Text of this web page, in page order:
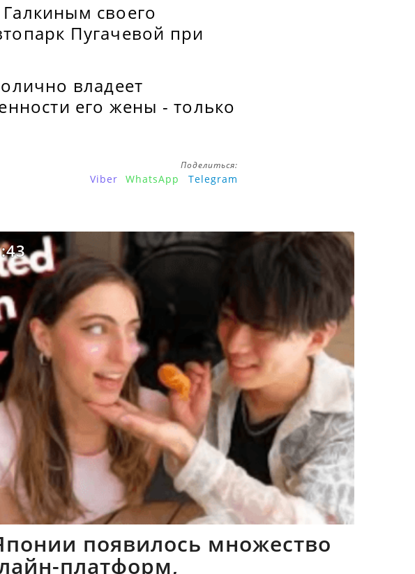
своего
Пугачевой при
владеет
его жены - только
Поделиться:
Viber WhatsApp Telegram
появилось множество
платформ,